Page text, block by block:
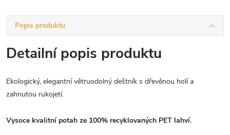
Popis produktu
Detailní popis produktu
Ekologický, elegantní větruodolný deštník s dřevěnou holí a
zahnutou rukojetí.
Vysoce kvalitní potah ze 100% recyklovaných PET lahví.